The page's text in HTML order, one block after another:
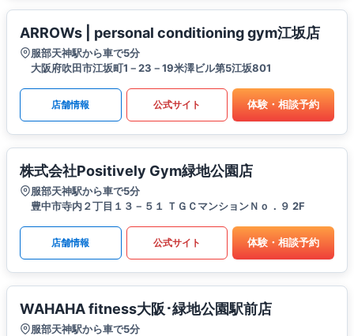
ARROWs | personal conditioning gym江坂店
服部天神駅から車で5分
大阪府吹田市江坂町1－23－19米澤ビル第5江坂801
店舗情報 公式サイト 体験・相談予約
株式会社Positively Gym緑地公園店
服部天神駅から車で5分
豊中市寺内２丁目１３－５１ ＴＧＣマンションＮｏ．９ 2F
店舗情報 公式サイト 体験・相談予約
WAHAHA fitness大阪･緑地公園駅前店
服部天神駅から車で5分